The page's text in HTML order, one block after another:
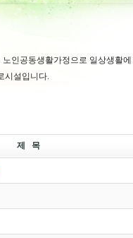
인공동생활가정으로 일상생활
시설입니다.
제 목